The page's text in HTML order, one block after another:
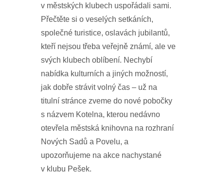
v městských klubech uspořádali sami.
Přečtěte si o veselých setkáních,
společné turistice, oslavách jubilantů,
kteří nejsou třeba veřejně známí, ale ve
svých klubech oblíbení. Nechybí
nabídka kulturních a jiných možností,
jak dobře strávit volný čas – už na
titulní stránce zveme do nové pobočky
s názvem Kotelna, kterou nedávno
otevřela městská knihovna na rozhraní
Nových Sadů a Povelu, a
upozorňujeme na akce nachystané
v klubu Pešek.